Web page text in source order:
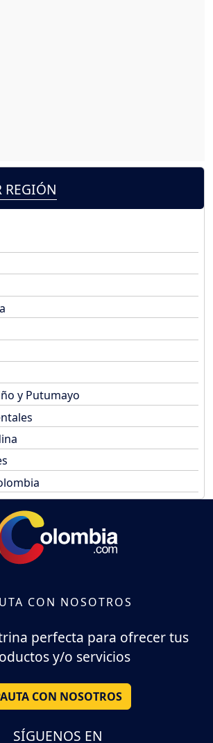
REGIÓN
y Putumayo
CON NOSOTROS
perfecta para ofrecer tus
y/o servicios
CON NOSOTROS
SÍGUENOS EN